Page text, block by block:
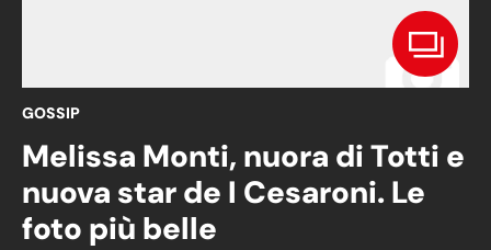
GOSSIP
Melissa Monti, nuora di Totti e
nuova star de I Cesaroni. Le
foto più belle